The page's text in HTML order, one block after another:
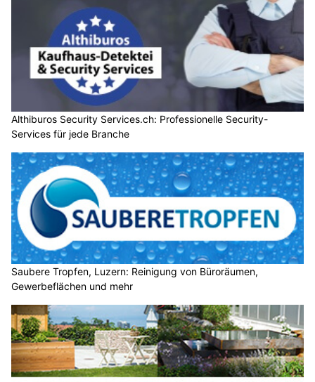
Althiburos Security Services.ch: Professionelle Security-
Services für jede Branche
Saubere Tropfen, Luzern: Reinigung von Büroräumen,
Gewerbeflächen und mehr